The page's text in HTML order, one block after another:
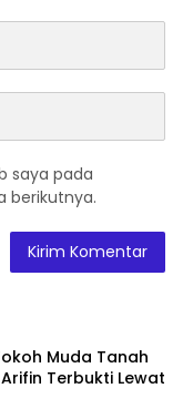
saya pada
berikutnya.
Muda Tanah
Terbukti Lewat